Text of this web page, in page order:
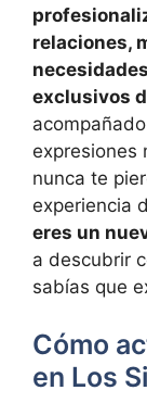
relaciones,
exclusivos
expresiones
nunca te
experiencia
eres un
a descubrir
sabías que
Cómo
en Los